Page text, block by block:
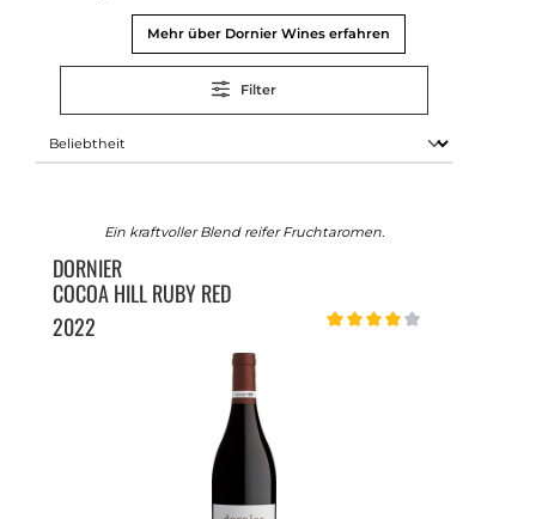
Mehr über Dornier Wines erfahren
Filter
Ein kraftvoller Blend reifer Fruchtaromen.
DORNIER
COCOA HILL RUBY RED
2022